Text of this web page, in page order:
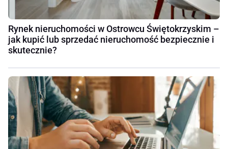
Rynek nieruchomości w Ostrowcu Świętokrzyskim –
jak kupić lub sprzedać nieruchomość bezpiecznie i
skutecznie?